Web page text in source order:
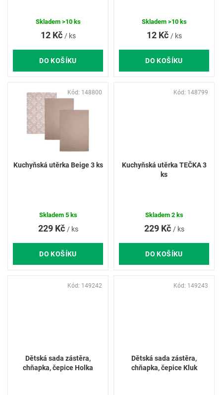
12 Kč / ks
DO KOŠÍKU
Skladem >10 ks
12 Kč / ks
DO KOŠÍKU
Skladem >10 ks
Kuchyňská utěrka Beige 3 ks
229 Kč / ks
DO KOŠÍKU
Skladem 5 ks
Kód: 148800
Kuchyňská utěrka TEČKA 3
ks
229 Kč / ks
DO KOŠÍKU
Skladem 2 ks
Kód: 148799
Dětská sada zástěra,
chňapka, čepice Holka
Kód: 149242
Dětská sada zástěra,
chňapka, čepice Kluk
Kód: 149243